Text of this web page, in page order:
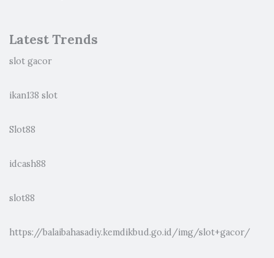
Latest Trends
slot gacor
ikan138 slot
Slot88
idcash88
slot88
https://balaibahasadiy.kemdikbud.go.id/img/slot+gacor/